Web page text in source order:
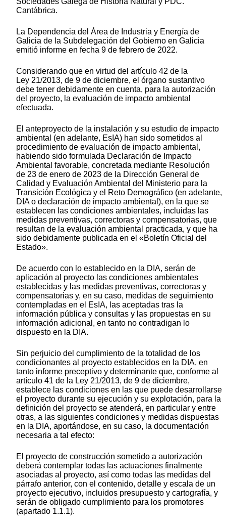
Cantábrica.
La Dependencia del Área de Industria y Energía de
Galicia de la Subdelegación del Gobierno en Galicia
emitió informe en fecha 9 de febrero de 2022.
Considerando que en virtud del artículo 42 de la
Ley 21/2013, de 9 de diciembre, el órgano sustantivo
debe tener debidamente en cuenta, para la autorización
del proyecto, la evaluación de impacto ambiental
efectuada.
El anteproyecto de la instalación y su estudio de impacto
ambiental (en adelante, EsIA) han sido sometidos al
procedimiento de evaluación de impacto ambiental,
habiendo sido formulada Declaración de Impacto
Ambiental favorable, concretada mediante Resolución
de 23 de enero de 2023 de la Dirección General de
Calidad y Evaluación Ambiental del Ministerio para la
Transición Ecológica y el Reto Demográfico (en adelante,
DIA o declaración de impacto ambiental), en la que se
establecen las condiciones ambientales, incluidas las
medidas preventivas, correctoras y compensatorias, que
resultan de la evaluación ambiental practicada, y que ha
sido debidamente publicada en el «Boletín Oficial del
Estado».
De acuerdo con lo establecido en la DIA, serán de
aplicación al proyecto las condiciones ambientales
establecidas y las medidas preventivas, correctoras y
compensatorias y, en su caso, medidas de seguimiento
contempladas en el EsIA, las aceptadas tras la
información pública y consultas y las propuestas en su
información adicional, en tanto no contradigan lo
dispuesto en la DIA.
Sin perjuicio del cumplimiento de la totalidad de los
condicionantes al proyecto establecidos en la DIA, en
tanto informe preceptivo y determinante que, conforme al
artículo 41 de la Ley 21/2013, de 9 de diciembre,
establece las condiciones en las que puede desarrollarse
el proyecto durante su ejecución y su explotación, para la
definición del proyecto se atenderá, en particular y entre
otras, a las siguientes condiciones y medidas dispuestas
en la DIA, aportándose, en su caso, la documentación
necesaria a tal efecto:
El proyecto de construcción sometido a autorización
deberá contemplar todas las actuaciones finalmente
asociadas al proyecto, así como todas las medidas del
párrafo anterior, con el contenido, detalle y escala de un
proyecto ejecutivo, incluidos presupuesto y cartografía, y
serán de obligado cumplimiento para los promotores
(apartado 1.1.1).